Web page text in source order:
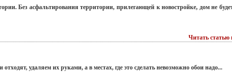
Без асфальтирования территории, прилегающей к новостройке, дом не
Читать статью
удаляем их руками, а в местах, где это сделать невозможно обои надо...